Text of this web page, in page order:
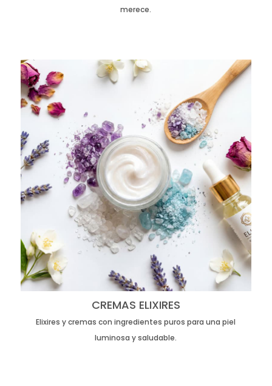
merece.
CREMAS ELIXIRES
Elixires y cremas con ingredientes puros para una piel
luminosa y saludable.